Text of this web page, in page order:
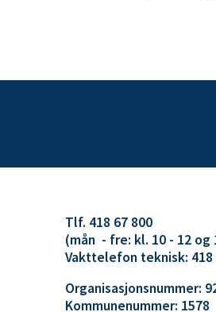
Tlf. 418 67 800
(mån - fre: kl. 10 - 12 og
Vakttelefon teknisk: 418
Organisasjonsnummer:
Kommunenummer: 1578